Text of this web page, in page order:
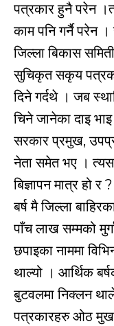
पत्रकार हुनै परेन
काम पनि गर्नै परेन
जिल्ला बिकास
सुचिकृत सकृय
दिने गर्दथे । जब
चिने जानेका दाइ
सरकार प्रमुख,
नेता समेत भए । त्यस
बिज्ञापन मात्र हो र
बर्ष मै जिल्ला
पाँच लाख सम्मको
छपाइका नाममा
थाल्यो । आर्थिक
बुटवलमा निक्लन
पत्रकारहरु ओठ मुख